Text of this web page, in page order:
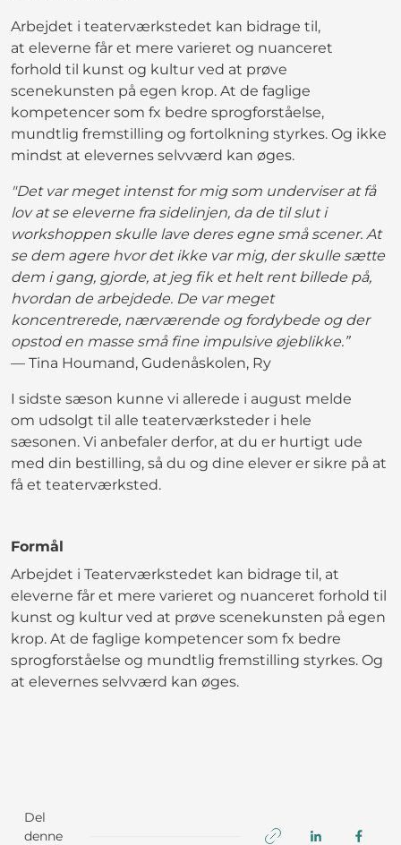
Arbejdet i teaterværkstedet kan bidrage til,
at eleverne får et mere varieret og nuanceret
forhold til kunst og kultur ved at prøve
scenekunsten på egen krop. At de faglige
kompetencer som fx bedre sprogforståelse,
mundtlig fremstilling og fortolkning styrkes. Og ikke
mindst at elevernes selvværd kan øges.
"Det var meget intenst for mig som underviser at få
lov at se eleverne fra sidelinjen, da de til slut i
workshoppen skulle lave deres egne små scener. At
se dem agere hvor det ikke var mig, der skulle sætte
dem i gang, gjorde, at jeg fik et helt rent billede på,
hvordan de arbejdede. De var meget
koncentrerede, nærværende og fordybede og der
opstod en masse små fine impulsive øjeblikke.”
— Tina Houmand, Gudenåskolen, Ry
I sidste sæson kunne vi allerede i august melde
om udsolgt til alle teaterværksteder i hele
sæsonen. Vi anbefaler derfor, at du er hurtigt ude
med din bestilling, så du og dine elever er sikre på at
få et teaterværksted.
Formål
Arbejdet i Teaterværkstedet kan bidrage til, at
eleverne får et mere varieret og nuanceret forhold til
kunst og kultur ved at prøve scenekunsten på egen
krop. At de faglige kompetencer som fx bedre
sprogforståelse og mundtlig fremstilling styrkes. Og
at elevernes selvværd kan øges.
Del
denne